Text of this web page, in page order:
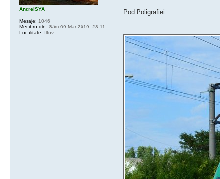
Pod Poligrafiei.
AndreiSYA
Mesaje: 1046
Membru din: Sâm 09 Mar 2019, 23:11
Localitate: Ilfov